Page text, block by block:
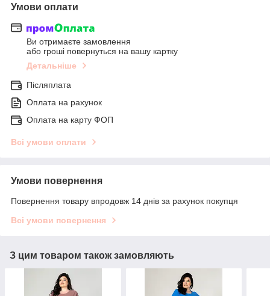
Умови оплати
Ви отримаєте замовлення
або гроші повернуться на вашу картку
Детальніше
Післяплата
Оплата на рахунок
Оплата на карту ФОП
Всі умови оплати
Умови повернення
Повернення товару впродовж 14 днів за рахунок покупця
Всі умови повернення
З цим товаром також замовляють